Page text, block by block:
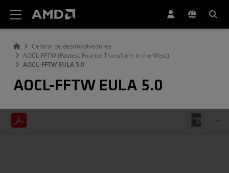
Central de desenvolvedores
AOCL-FFTW (Fastest Fourier Transform in the West)
AOCL-FFTW EULA 5.0
AOCL-FFTW EULA 5.0